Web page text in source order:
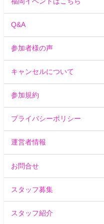
Q&A
参加者様の声
キャンセルについて
参加規約
プライバシーポリシー
運営者情報
お問合せ
スタッフ募集
スタッフ紹介